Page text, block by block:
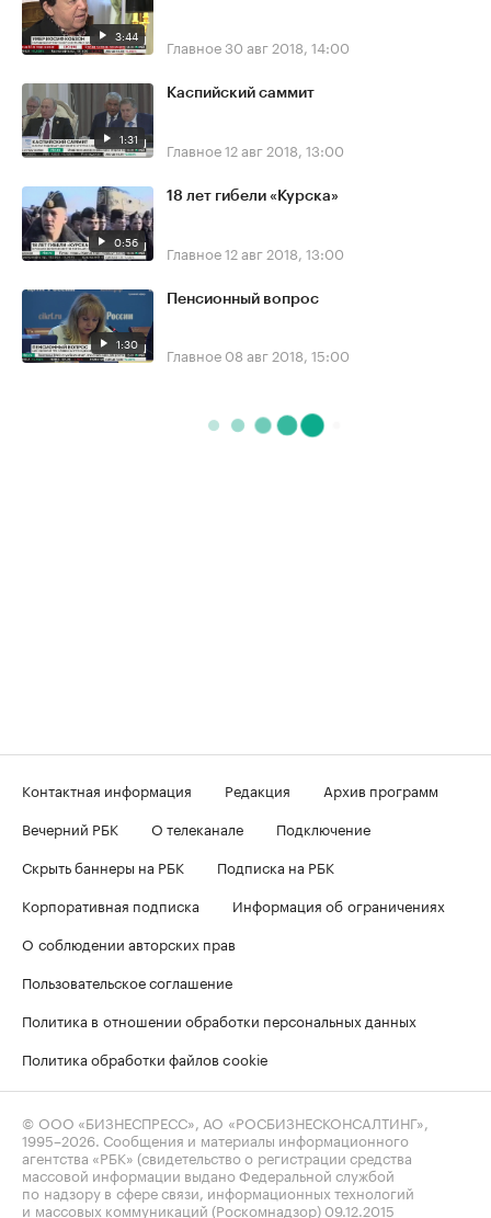
3:44 Главное30 авг 2018, 14:00
1:31
Каспийский саммит
Главное12 авг 2018, 13:00
0:56
18 лет гибели «Курска»
Главное12 авг 2018, 13:00
1:30
Пенсионный вопрос
Главное 08 авг 2018, 15:00
Контактная информация Редакция
Архив программ
Вечерний РБК
О телеканале
Подключение
Скрыть баннеры на РБК
Подписка на РБК
Корпоративная подписка
Информация об ограничениях
О соблюдении авторских прав
Пользовательское соглашение
Политика в отношении обработки персональных данных
Политика обработки файлов cookie
© ООО «БИЗНЕСПРЕСС», АО «РОСБИЗНЕСКОНСАЛТИНГ»,
1995–2026. Сообщения и материалы информационного
агентства «РБК» (свидетельство о регистрации средства
массовой информации выдано Федеральной службой
по надзору в сфере связи, информационных технологий
и массовых коммуникаций (Роскомнадзор) 09.12.2015